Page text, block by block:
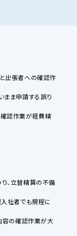
出張者への確認作
ま申請する誤り
認作業が経費精
、立替精算の不備
社者でも規程に
容の確認作業が大